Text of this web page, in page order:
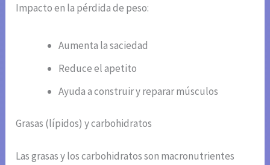
Impacto en la pérdida de peso:
Aumenta la saciedad
Reduce el apetito
Ayuda a construir y reparar músculos
Grasas (lípidos) y carbohidratos
Las grasas y los carbohidratos son macronutrientes